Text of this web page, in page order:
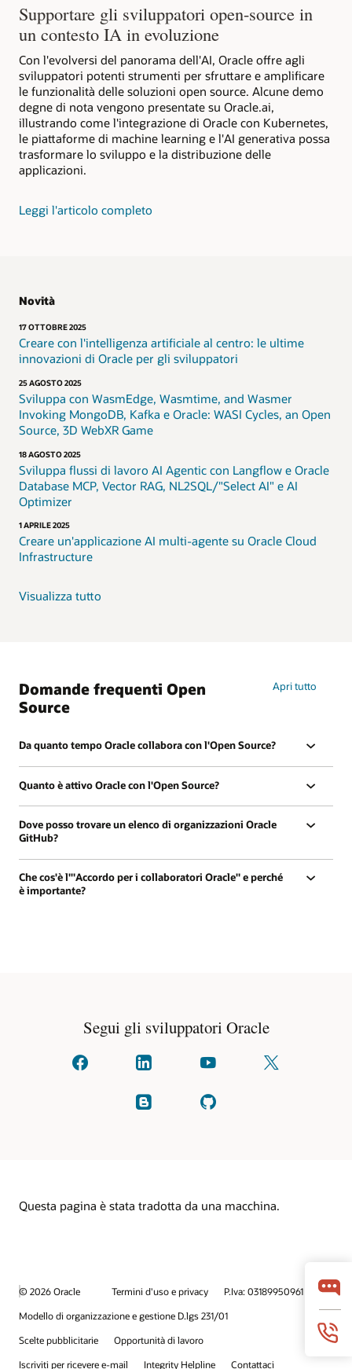
Supportare gli sviluppatori open-source in
un contesto IA in evoluzione
Con l'evolversi del panorama dell'AI, Oracle offre agli
sviluppatori potenti strumenti per sfruttare e amplificare
le funzionalità delle soluzioni open source. Alcune demo
degne di nota vengono presentate su Oracle.ai,
illustrando come l'integrazione di Oracle con Kubernetes,
le piattaforme di machine learning e l'AI generativa possa
trasformare lo sviluppo e la distribuzione delle
applicazioni.
Leggi l'articolo completo
Novità
17 OTTOBRE 2025
Creare con l'intelligenza artificiale al centro: le ultime
innovazioni di Oracle per gli sviluppatori
25 AGOSTO 2025
Sviluppa con WasmEdge, Wasmtime, and Wasmer
Invoking MongoDB, Kafka e Oracle: WASI Cycles, an Open
Source, 3D WebXR Game
18 AGOSTO 2025
Sviluppa flussi di lavoro AI Agentic con Langflow e Oracle
Database MCP, Vector RAG, NL2SQL/"Select AI" e AI
Optimizer
1 APRILE 2025
Creare un'applicazione AI multi-agente su Oracle Cloud
Infrastructure
Visualizza tutto
Domande frequenti Open
Source
Apri tutto
Da quanto tempo Oracle collabora con l'Open Source?
Quanto è attivo Oracle con l'Open Source?
Dove posso trovare un elenco di organizzazioni Oracle
GitHub?
Che cos'è l'"Accordo per i collaboratori Oracle" e perché
è importante?
Segui gli sviluppatori Oracle
Connettiti Collegati
su
linkedIn
Guarda Seguici
Leggi Controlla
Questa pagina è stata tradotta da una macchina.
© 2026 Oracle Termini d'uso e privacy
P.Iva: 03189950961
Modello di organizzazione e gestione D.lgs 231/01
Scelte pubblicitarie
Opportunità di lavoro
Iscriviti per ricevere e-mail
Integrity Helpline Contattaci